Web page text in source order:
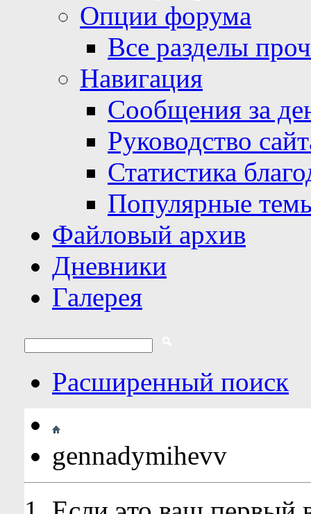
Опции форума
Все разделы
Навигация
Сообщения за
Руководство
Статистика
Популярные
Файловый архив
Дневники
Галерея
Расширенный поиск
gennadymihevv